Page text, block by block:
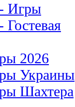
Игры
2026
Украины
Шахтера